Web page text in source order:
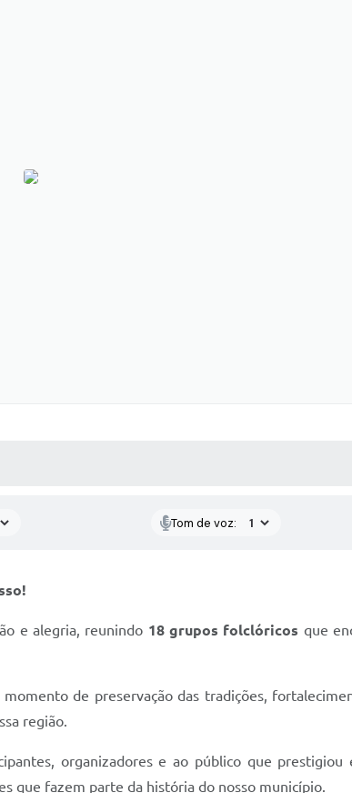
Tom de voz:
e alegria, reunindo 18 grupos folclóricos que
de preservação das tradições,
região.
organizadores e ao público que prestigiou
que fazem parte da história do nosso município.